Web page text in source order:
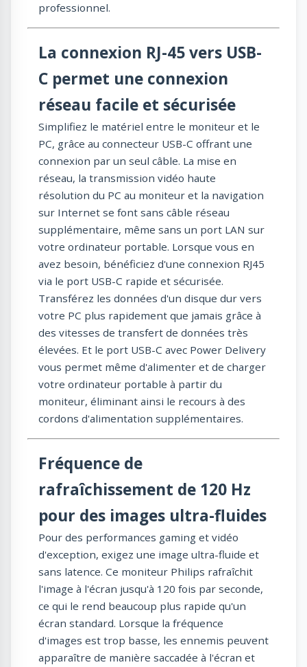
professionnel.
La connexion RJ-45 vers USB-
C permet une connexion
réseau facile et sécurisée
Simplifiez le matériel entre le moniteur et le
PC, grâce au connecteur USB-C offrant une
connexion par un seul câble. La mise en
réseau, la transmission vidéo haute
résolution du PC au moniteur et la navigation
sur Internet se font sans câble réseau
supplémentaire, même sans un port LAN sur
votre ordinateur portable. Lorsque vous en
avez besoin, bénéficiez d'une connexion RJ45
via le port USB-C rapide et sécurisée.
Transférez les données d'un disque dur vers
votre PC plus rapidement que jamais grâce à
des vitesses de transfert de données très
élevées. Et le port USB-C avec Power Delivery
vous permet même d'alimenter et de charger
votre ordinateur portable à partir du
moniteur, éliminant ainsi le recours à des
cordons d'alimentation supplémentaires.
Fréquence de
rafraîchissement de 120 Hz
pour des images ultra-fluides
Pour des performances gaming et vidéo
d'exception, exigez une image ultra-fluide et
sans latence. Ce moniteur Philips rafraîchit
l'image à l'écran jusqu'à 120 fois par seconde,
ce qui le rend beaucoup plus rapide qu'un
écran standard. Lorsque la fréquence
d'images est trop basse, les ennemis peuvent
apparaître de manière saccadée à l'écran et